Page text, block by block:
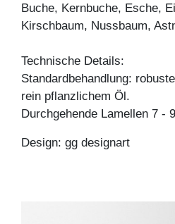
Buche, Kernbuche, Esche,
Kirschbaum, Nussbaum,
Technische Details:
Standardbehandlung:
rein pflanzlichem Öl.
Durchgehende Lamellen 7 -
Design: gg designart